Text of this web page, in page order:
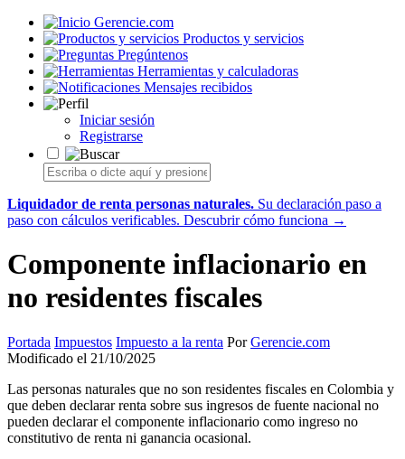
Gerencie.com
Productos y servicios
Pregúntenos
Herramientas y calculadoras
Mensajes recibidos
Iniciar sesión
Registrarse
Liquidador de renta personas naturales. Su declaración paso a
paso con cálculos verificables. Descubrir cómo funciona →
Componente inflacionario en
no residentes fiscales
Portada Impuestos Impuesto a la renta PorGerencie.com
Modificado el 21/10/2025
Las personas naturales que no son residentes fiscales en Colombia y
que deben declarar renta sobre sus ingresos de fuente nacional no
pueden declarar el componente inflacionario como ingreso no
constitutivo de renta ni ganancia ocasional.